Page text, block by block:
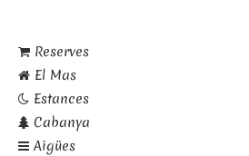
Reserves
El Mas
Estances
Cabanya
Aigües